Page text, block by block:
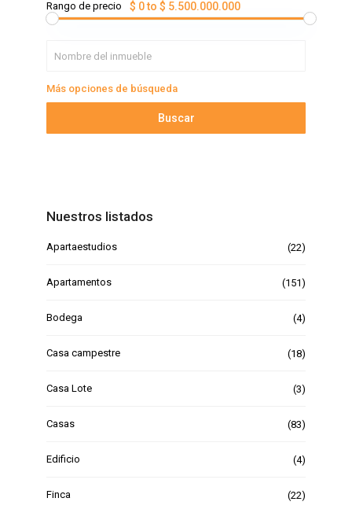
Rango de precio $ 0 to $ 5.500.000.000
Más opciones de búsqueda
Buscar
Nuestros listados
Apartaestudios (22)
Apartamentos (151)
Bodega (4)
Casa campestre (18)
Casa Lote (3)
Casas (83)
Edificio (4)
Finca (22)